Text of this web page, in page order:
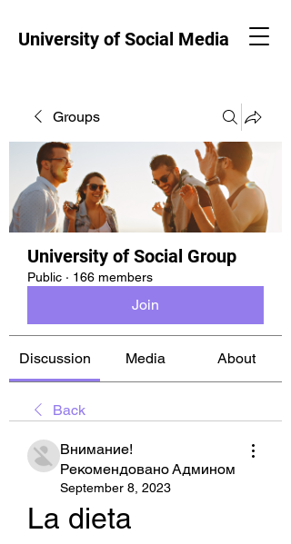
University of Social Media
Groups
University of Social Group
Public · 166 members
Join
Discussion Media About
Back
Внимание!
Рекомендовано Админом
September 8, 2023
La dieta